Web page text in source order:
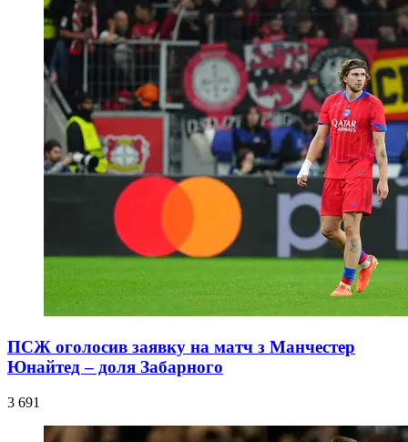
ПСЖ оголосив заявку на матч з Манчестер
Юнайтед – доля Забарного
3 691